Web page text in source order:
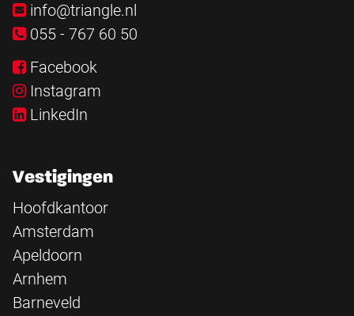
info@triangle.nl
055 - 767 60 50
Facebook
Instagram
LinkedIn
Vestigingen
Hoofdkantoor
Amsterdam
Apeldoorn
Arnhem
Barneveld